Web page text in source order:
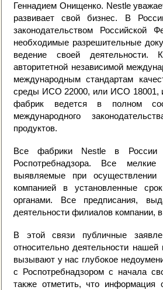
Геннадием Онищенко. Nestle
развивает свой бизнес. В
законодательством
необходимые разрешительные
ведение своей деятельности.
авторитетной независимой
международным стандартам
среды ИСО 22000, или ИСО 18001,
фабрик ведется в полном
международного
продуктов.
Все фабрики Nestle в России
Роспотребнадзора. Все мелкие
выявляемые при осуществлении
компанией в установленные
органами. Все предписания,
деятельности филиалов компании,
В этой связи публичные
относительно деятельности
вызывают у нас глубокое
с Роспотребнадзором с начала
также отметить, что информация